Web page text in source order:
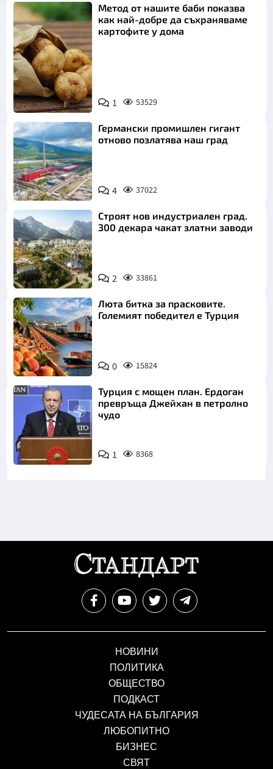
Снимка:
Пиксабей
Метод от нашите баби показва
как най-добре да съхраняваме
картофите у дома
1 53529
Германски промишлен гигант
отново позлатява наш град
4 37022
Строят нов индустриален град.
300 декара чакат златни заводи
2 33861
Люта битка за прасковите.
Големият победител е Турция
0 15824
Турция с мощен план. Ердоган
превръща Джейхан в петролно
чудо
1 8368
НОВИНИ
ПОЛИТИКА
ОБЩЕСТВО
ПОДКАСТ
ЧУДЕСАТА НА БЪЛГАРИЯ
ЛЮБОПИТНО
БИЗНЕС
СВЯТ